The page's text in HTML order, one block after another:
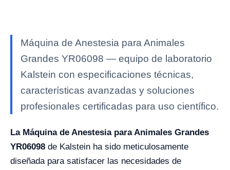
Máquina de Anestesia para Animales
Grandes YR06098 — equipo de laboratorio
Kalstein con especificaciones técnicas,
características avanzadas y soluciones
profesionales certificadas para uso científico.
La Máquina de Anestesia para Animales Grandes
YR06098 de Kalstein ha sido meticulosamente
diseñada para satisfacer las necesidades de